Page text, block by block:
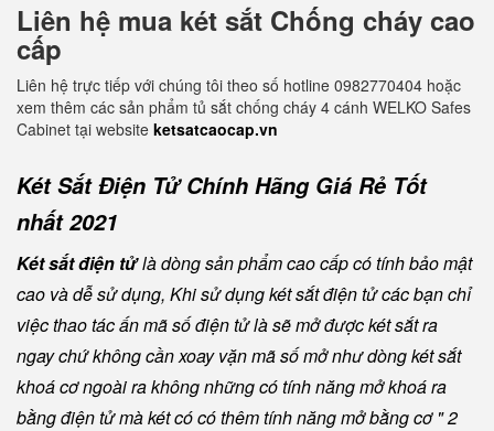
Liên hệ mua két sắt Chống cháy cao
cấp
Liên hệ trực tiếp với chúng tôi theo số hotline 0982770404 hoặc
xem thêm các sản phẩm tủ sắt chống cháy 4 cánh WELKO Safes
Cabinet tại website ketsatcaocap.vn
Két Sắt Điện Tử Chính Hãng Giá Rẻ Tốt
nhất 2021
Két sắt điện tửlà dòng sản phẩm cao cấp có tính bảo mật
cao và dễ sử dụng, Khi sử dụng két sắt điện tử các bạn chỉ
việc thao tác ấn mã số điện tử là sẽ mở được két sắt ra
ngay chứ không cần xoay vặn mã số mở như dòng két sắt
khoá cơ ngoài ra không những có tính năng mở khoá ra
bằng điện tử mà két có có thêm tính năng mở bằng cơ " 2